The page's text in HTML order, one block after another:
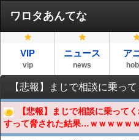
ワロタあんてな
VIP
vip
ニュース
news
ア
【悲報】まじで相談に乗って
すって脅された結果…ｗｗｗｗｗ